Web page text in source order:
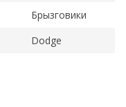
Брызговики
Dodge